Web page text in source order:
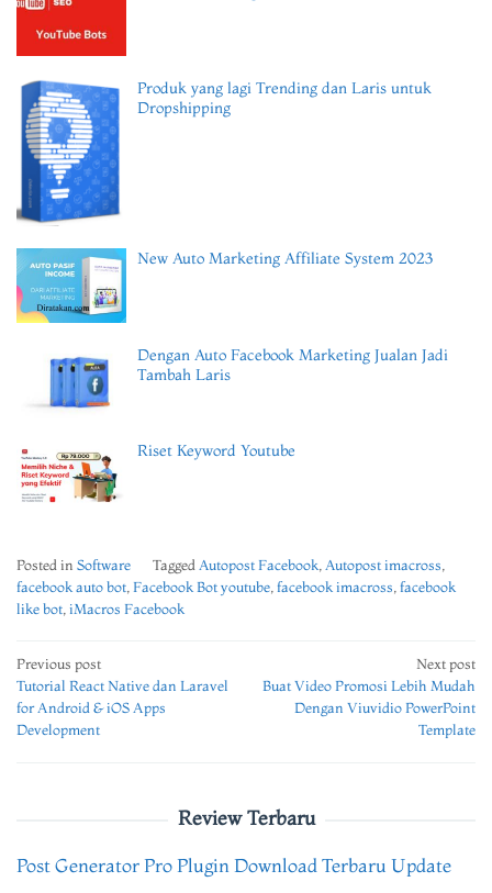
Produk yang lagi Trending dan Laris untuk
Dropshipping
New Auto Marketing Affiliate System 2023
Dengan Auto Facebook Marketing Jualan Jadi
Tambah Laris
Riset Keyword Youtube
Posted in Software Tagged Autopost Facebook Autopost imacross
facebook auto bot Facebook Bot youtube facebook imacross facebook
like bot iMacros Facebook
Post
navigation
Previous post
Tutorial React Native dan Laravel
for Android & iOS Apps
Development
Next post
Buat Video Promosi Lebih Mudah
Dengan Viuvidio PowerPoint
Template
Review Terbaru
Post Generator Pro Plugin Download Terbaru Update